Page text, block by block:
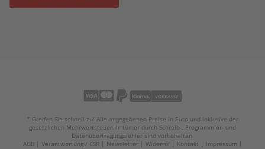
* Greifen Sie schnell zu! Alle angegebenen Preise in Euro und inklusive der
gesetzlichen Mehrwertsteuer. Irrtümer durch Schreib-, Programmier- und
Datenübertragungsfehler sind vorbehalten.
AGB
Verantwortung / CSR Newsletter Widerruf Kontakt
Impressum